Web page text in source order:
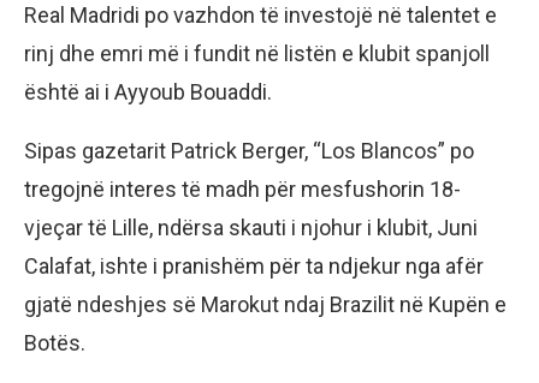
Real Madridi po vazhdon të investojë në talentet e
rinj dhe emri më i fundit në listën e klubit spanjoll
është ai i Ayyoub Bouaddi.
Sipas gazetarit Patrick Berger, “Los Blancos” po
tregojnë interes të madh për mesfushorin 18-
vjeçar të Lille, ndërsa skauti i njohur i klubit, Juni
Calafat, ishte i pranishëm për ta ndjekur nga afër
gjatë ndeshjes së Marokut ndaj Brazilit në Kupën e
Botës.